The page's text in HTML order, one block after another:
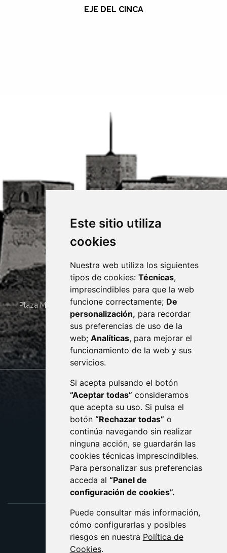
Este sitio utiliza
cookies
Nuestra web utiliza los siguientes
tipos de cookies: Técnicas,
imprescindibles para que la web
funcione correctamente; De
personalización, para recordar
sus preferencias de uso de la
web; Analíticas, para mejorar el
funcionamiento de la web y sus
servicios.
Si acepta pulsando el botón
“Aceptar todas” consideramos
que acepta su uso. Si pulsa el
botón “Rechazar todas” o
continúa navegando sin realizar
ninguna acción, se guardarán las
cookies técnicas imprescindibles.
Para personalizar sus preferencias
acceda al “Panel de
configuración de cookies”.
Puede consultar más información,
cómo configurarlas y posibles
riesgos en nuestra Política de
Cookies.
EJE DEL CINCA
Plaza Mayor 4 22400 MONZÓN - ARAGÓN (ESPAÑA)
· (34) 974 400 700 ·
sac@monzon.es
monzon.es
CONTACTO
AVISO LEGAL
PROTECCIÓN DE DATOS
POLÍTICA DE COOKIES
ACCESIBILIDAD
ENLACE EXTERNO AL